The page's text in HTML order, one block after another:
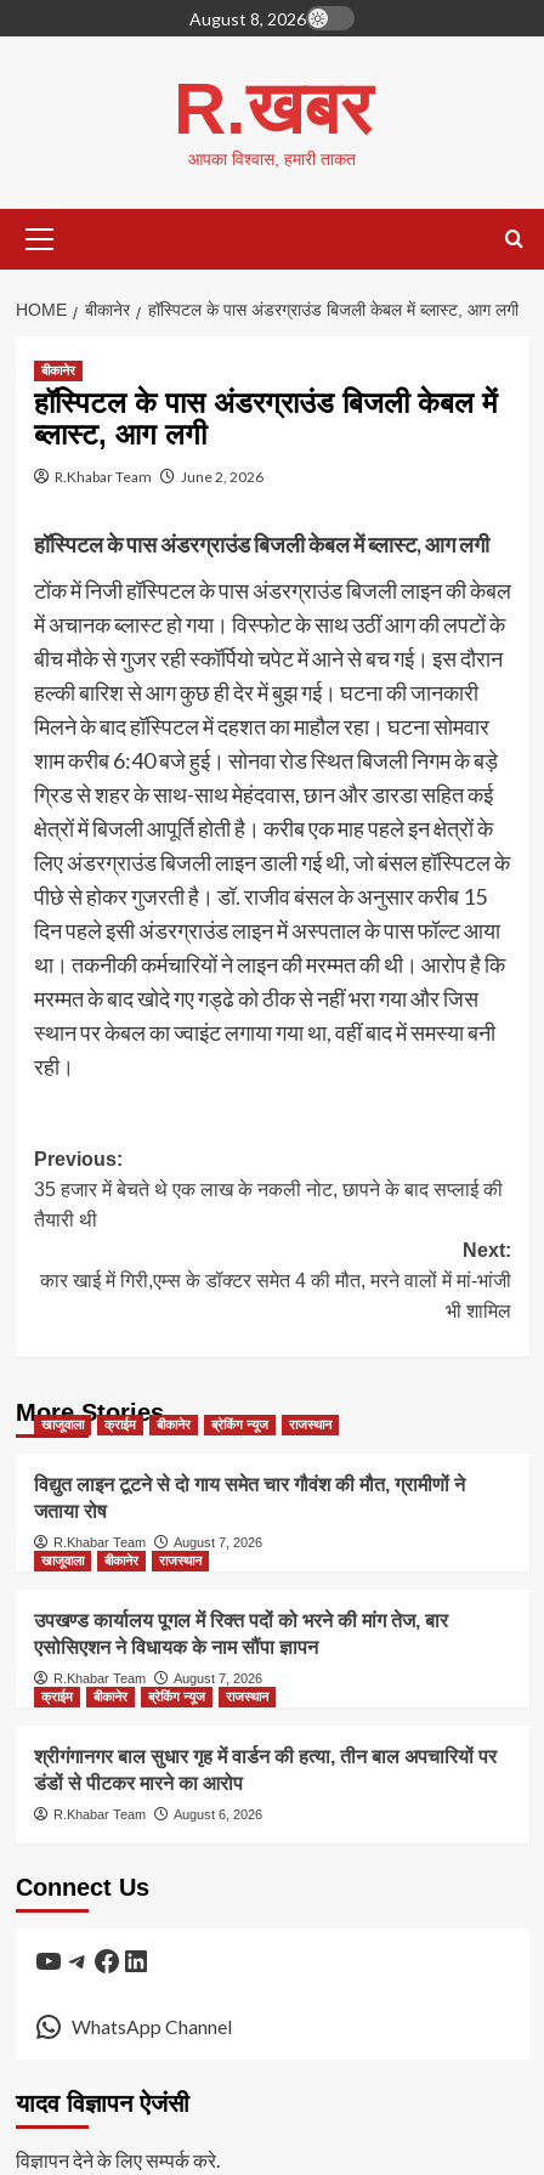
to
August 8, 2026
R.खबर
आपका विश्वास, हमारी ताकत
Menu
HOME बीकानेर हॉस्पिटल के पास अंडरग्राउंड बिजली केबल में ब्लास्ट, आग लगी
बीकानेर
हॉस्पिटल के पास अंडरग्राउंड बिजली केबल में
ब्लास्ट, आग लगी
R.Khabar Team June 2, 2026
हॉस्पिटल के पास अंडरग्राउंड बिजली केबल में ब्लास्ट, आग लगी
टोंक में निजी हॉस्पिटल के पास अंडरग्राउंड बिजली लाइन की केबल
में अचानक ब्लास्ट हो गया। विस्फोट के साथ उठीं आग की लपटों के
बीच मौके से गुजर रही स्कॉर्पियो चपेट में आने से बच गई। इस दौरान
हल्की बारिश से आग कुछ ही देर में बुझ गई। घटना की जानकारी
मिलने के बाद हॉस्पिटल में दहशत का माहौल रहा। घटना सोमवार
शाम करीब 6:40 बजे हुई। सोनवा रोड स्थित बिजली निगम के बड़े
ग्रिड से शहर के साथ-साथ मेहंदवास, छान और डारडा सहित कई
क्षेत्रों में बिजली आपूर्ति होती है। करीब एक माह पहले इन क्षेत्रों के
लिए अंडरग्राउंड बिजली लाइन डाली गई थी, जो बंसल हॉस्पिटल के
पीछे से होकर गुजरती है। डॉ. राजीव बंसल के अनुसार करीब 15
दिन पहले इसी अंडरग्राउंड लाइन में अस्पताल के पास फॉल्ट आया
था। तकनीकी कर्मचारियों ने लाइन की मरम्मत की थी। आरोप है कि
मरम्मत के बाद खोदे गए गड्ढे को ठीक से नहीं भरा गया और जिस
स्थान पर केबल का ज्वाइंट लगाया गया था, वहीं बाद में समस्या बनी
रही।
Post
navigation
Previous:
35 हजार में बेचते थे एक लाख के नकली नोट, छापने के बाद सप्लाई की
तैयारी थी
Next:
कार खाई में गिरी,एम्स के डॉक्टर समेत 4 की मौत, मरने वालों में मां-भांजी
भी शामिल
More Stories
खाजूवाला क्राईम बीकानेर ब्रेकिंग न्यूज राजस्थान
विद्युत लाइन टूटने से दो गाय समेत चार गौवंश की मौत, ग्रामीणों ने
जताया रोष
R.Khabar Team
August 7, 2026
खाजूवाला
बीकानेर राजस्थान
उपखण्ड कार्यालय पूगल में रिक्त पदों को भरने की मांग तेज, बार
एसोसिएशन ने विधायक के नाम सौंपा ज्ञापन
R.Khabar Team
August 7, 2026
क्राईम
बीकानेर ब्रेकिंग न्यूज राजस्थान
श्रीगंगानगर बाल सुधार गृह में वार्डन की हत्या, तीन बाल अपचारियों पर
डंडों से पीटकर मारने का आरोप
R.Khabar Team August 6, 2026
Connect Us
YouTube
Telegram
Facebook
LinkedIn
WhatsApp Channel
यादव विज्ञापन ऐजंसी
विज्ञापन देने के लिए सम्पर्क करे.